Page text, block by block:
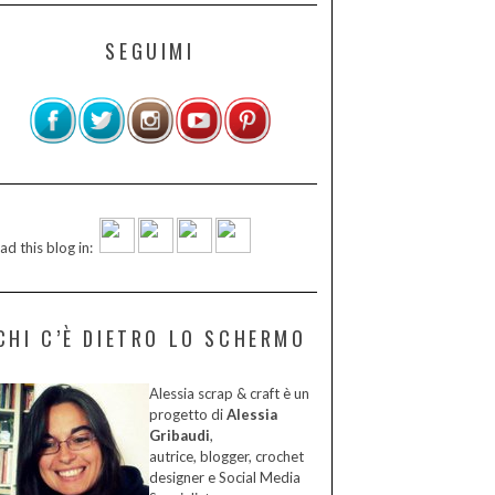
SEGUIMI
this blog in:
C’È DIETRO LO SCHERMO
Alessia scrap & craft è un
progetto diAlessia
Gribaudi,
autrice, blogger, crochet
designer e Social Media